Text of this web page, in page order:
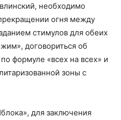
необходимо
огня между
стимулов для обеих
договориться об
формуле «всех на всех» и
зоны с
для заключения